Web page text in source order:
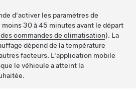
d'activer les paramètres de
30 à 45 minutes avant le départ
commandes de climatisation). La
dépend de la température
facteurs. L'application mobile
le véhicule a atteint la